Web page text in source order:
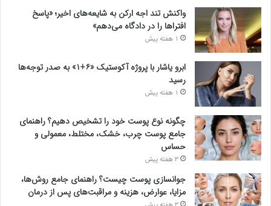
واکنش تند اجه ارکن به شایعه‌های اخیر؛ «پاسخ
افتراها را در دادگاه می‌دهم»
1 هفته پیش
ابرو یاشار با پروژه آکوستیک «۶+۱» به صدر توجه‌ها
رسید
1 هفته پیش
چگونه نوع پوست خود را تشخیص دهیم؟ راهنمای
جامع پوست چرب، خشک، مختلط، معمولی و
حساس
3 هفته پیش
جوانسازی پوست چیست؟ راهنمای جامع روش‌ها،
مزایا، عوارض، هزینه و مراقبت‌های پس از درمان